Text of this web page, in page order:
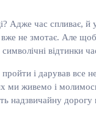
Адже час
не змотає. Але
відтинки
і дарував
ми живемо і
дорогу